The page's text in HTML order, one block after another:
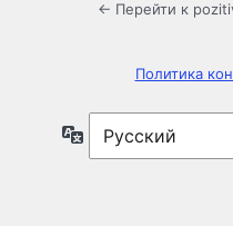
← Перейти к
Политика
Язык